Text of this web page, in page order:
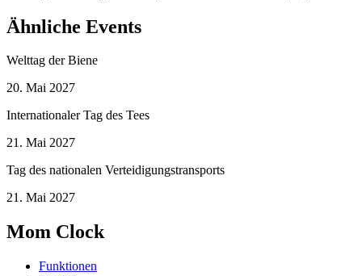
Ähnliche Events
Welttag der Biene
20. Mai 2027
Internationaler Tag des Tees
21. Mai 2027
Tag des nationalen Verteidigungstransports
21. Mai 2027
Mom Clock
Funktionen